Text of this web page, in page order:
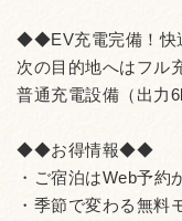
◆◆EV充電完備！
次の目的地へはフル
普通充電設備（出力
◆◆お得情報◆◆
・ご宿泊はWeb予約
・季節で変わる無料